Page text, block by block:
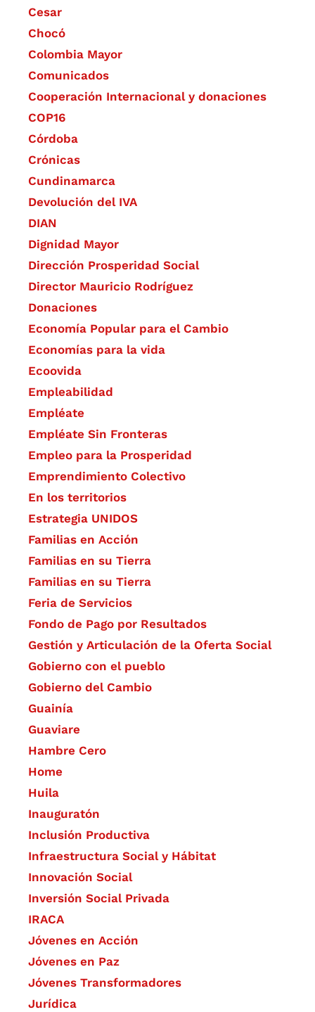
Cesar
Chocó
Colombia Mayor
Comunicados
Cooperación Internacional y donaciones
COP16
Córdoba
Crónicas
Cundinamarca
Devolución del IVA
DIAN
Dignidad Mayor
Dirección Prosperidad Social
Director Mauricio Rodríguez
Donaciones
Economía Popular para el Cambio
Economías para la vida
Ecoovida
Empleabilidad
Empléate
Empléate Sin Fronteras
Empleo para la Prosperidad
Emprendimiento Colectivo
En los territorios
Estrategia UNIDOS
Familias en Acción
Familias en su Tierra
Familias en su Tierra
Feria de Servicios
Fondo de Pago por Resultados
Gestión y Articulación de la Oferta Social
Gobierno con el pueblo
Gobierno del Cambio
Guainía
Guaviare
Hambre Cero
Home
Huila
Inauguratón
Inclusión Productiva
Infraestructura Social y Hábitat
​Innovación Social
Inversión Social Privada
IRACA
Jóvenes en Acción
Jóvenes en Paz
Jóvenes Transformadores
Jurídica